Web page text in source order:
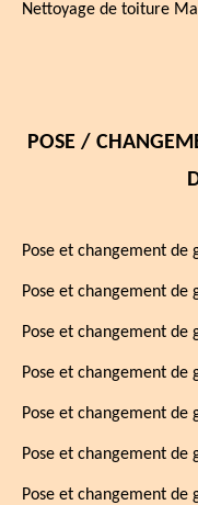
Nettoyage de toiture
POSE /
Pose et changement
Pose et changement de
Pose et changement
Pose et changement
Pose et changement de
Pose et changement de
Pose et changement